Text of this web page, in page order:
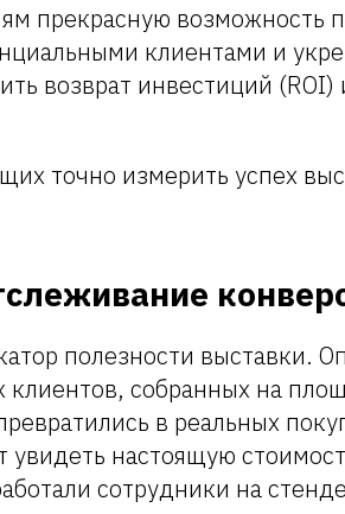
прекрасную возможность
клиентами и
возврат инвестиций
точно измерить успех
полезности выставки.
клиентов, собранных на
в реальных
настоящую
сотрудники на